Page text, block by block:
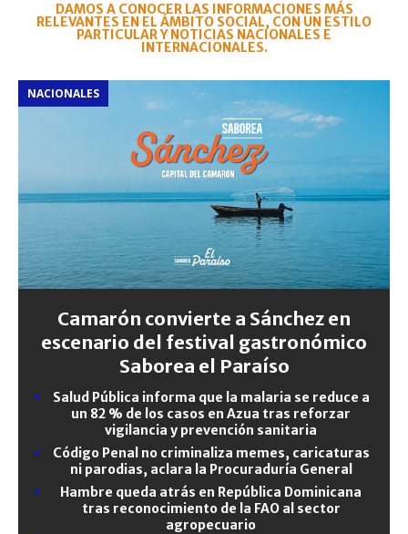
DAMOS A CONOCER LAS INFORMACIONES MÁS
RELEVANTES EN EL ÁMBITO SOCIAL, CON UN ESTILO
PARTICULAR Y NOTICIAS NACIONALES E
INTERNACIONALES.
NACIONALES
Camarón convierte a Sánchez en
escenario del festival gastronómico
Saborea el Paraíso
Salud Pública informa que la malaria se reduce a
un 82 % de los casos en Azua tras reforzar
vigilancia y prevención sanitaria
Código Penal no criminaliza memes, caricaturas
ni parodias, aclara la Procuraduría General
Hambre queda atrás en República Dominicana
tras reconocimiento de la FAO al sector
agropecuario